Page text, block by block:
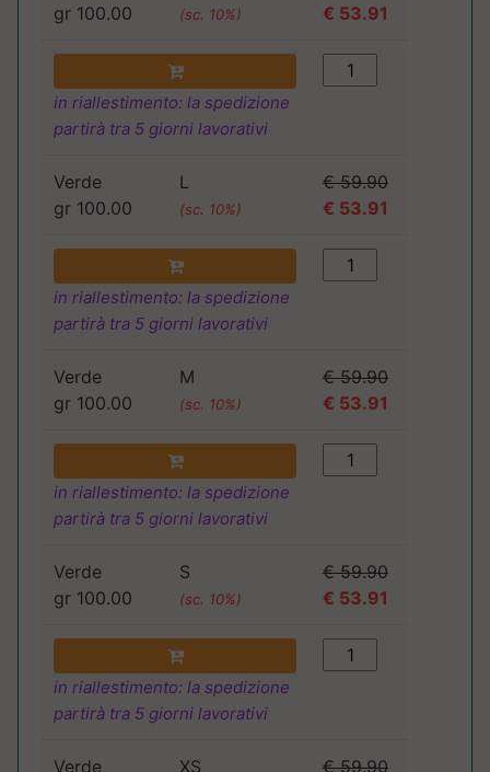
gr 100.00
(sc. 10%)
€ 53.91
in riallestimento: la spedizione
partirà tra 5 giorni lavorativi
Verde
gr 100.00
L
(sc. 10%)
€ 59.90
€ 53.91
in riallestimento: la spedizione
partirà tra 5 giorni lavorativi
Verde
gr 100.00
M
(sc. 10%)
€ 59.90
€ 53.91
in riallestimento: la spedizione
partirà tra 5 giorni lavorativi
Verde
gr 100.00
S
(sc. 10%)
€ 59.90
€ 53.91
in riallestimento: la spedizione
partirà tra 5 giorni lavorativi
Verde
XS
€ 59.90